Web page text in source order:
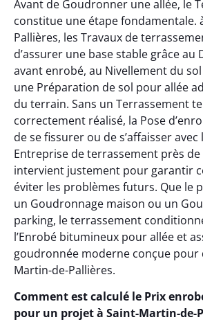
Avant de Goudronner une allée, le
constitue une étape fondamentale.
Pallières, les Travaux de
d’assurer une base stable grâce au
avant enrobé, au Nivellement du
une Préparation de sol pour allée
du terrain. Sans un Terrassement
correctement réalisé, la Pose
de se fissurer ou de s’affaisser
Entreprise de terrassement près de
intervient justement pour garantir
éviter les problèmes futurs. Que le
un Goudronnage maison ou un
parking, le terrassement
l’Enrobé bitumineux pour allée et
goudronnée moderne conçue pour
Martin-de-Pallières.
Comment est calculé le Prix
pour un projet à Saint-Martin-de-